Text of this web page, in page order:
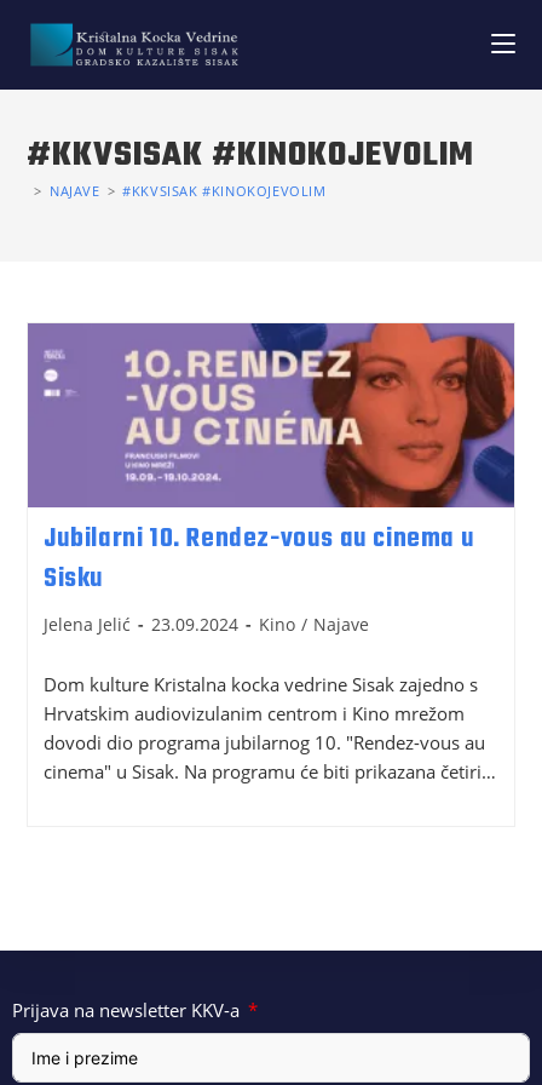
#KKVSISAK #KINOKOJEVOLIM
> NAJAVE > #KKVSISAK #KINOKOJEVOLIM
Jubilarni 10. Rendez-vous au cinema u
Sisku
Jelena Jelić 23.09.2024 Kino / Najave
Dom kulture Kristalna kocka vedrine Sisak zajedno s
Hrvatskim audiovizulanim centrom i Kino mrežom
dovodi dio programa jubilarnog 10. "Rendez-vous au
cinema" u Sisak. Na programu će biti prikazana četiri…
Prijava na newsletter KKV-a